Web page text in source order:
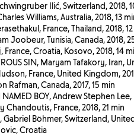
Ilić, Switzerland, 2018,
Williams, Australia, 2018, 13
France, Thailand, 2018,
Joobeur, Tunisia, Canada, 2018,
Croatia, Kosovo, 2018, 14
SIN, Maryam Tafakory, Iran,
France, United Kingdom,
Rafman, Canada, 2017, 15 min
NAMED BOY, Andrew Stephen
Chandoutis, France, 2018, 21 min
Gabriel Böhmer, Switzerland,
Croatia